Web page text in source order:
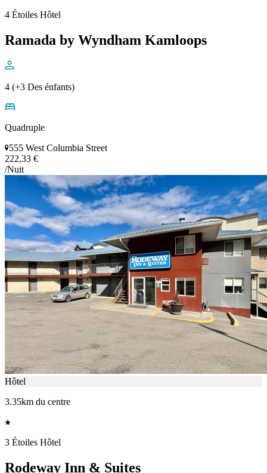
4 Étoiles Hôtel
Ramada by Wyndham Kamloops
4 (+3 Des énfants)
Quadruple
555 West Columbia Street
222,33 €
/Nuit
Hôtel
3.35km du centre
3 Étoiles Hôtel
Rodeway Inn & Suites